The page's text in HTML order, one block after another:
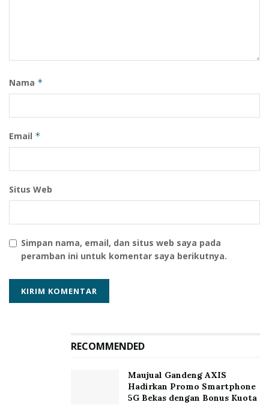
Tags: Jakarta Penajam Paser Utara UMKM
Nama *
Email *
Situs Web
Simpan nama, email, dan situs web saya pada
peramban ini untuk komentar saya berikutnya.
RECOMMENDED
Maujual Gandeng AXIS
Hadirkan Promo Smartphone
5G Bekas dengan Bonus Kuota